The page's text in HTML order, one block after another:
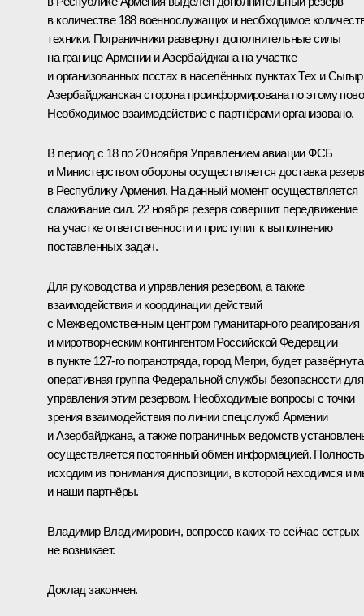
в количестве 188 военнослужащих и необходимое
техники. Пограничники развернут дополнительные силы
на границе Армении и Азербайджана на участке
и организованных постах в населённых пунктах Тех и
Азербайджанская сторона проинформирована по этому
Необходимое взаимодействие с партнёрами организовано.
В период с 18 по 20 ноября Управлением авиации ФСБ
и Министерством обороны осуществляется доставка
в Республику Армения. На данный момент осуществляется
слаживание сил. 22 ноября резерв совершит передвижение
на участке ответственности и приступит к выполнению
поставленных задач.
Для руководства и управления резервом, а также
взаимодействия и координации действий
с Межведомственным центром гуманитарного реагирования
и миротворческим контингентом Российской Федерации
в пункте 127-го погранотряда, город Мегри, будет развёрнута
оперативная группа Федеральной службы безопасности для
управления этим резервом. Необходимые вопросы с точки
зрения взаимодействия по линии спецслужб Армении
и Азербайджана, а также пограничных ведомств
осуществляется постоянный обмен информацией.
исходим из понимания диспозиции, в которой находимся и
и наши партнёры.
Владимир Владимирович, вопросов каких-то сейчас острых
не возникает.
Доклад закончен.